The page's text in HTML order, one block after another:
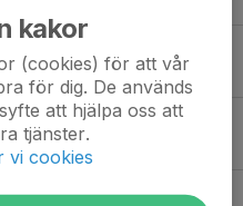
uteblivna svar
kakor
(cookies) för att vår
för dig. De används
att hjälpa oss att
tjänster.
vi cookies